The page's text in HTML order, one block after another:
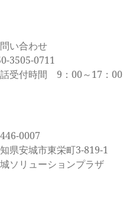
い合わせ
3505-0711
受付時間 9：00～17：00
0007
県安城市東栄町3-819-1
ソリューションプラザ